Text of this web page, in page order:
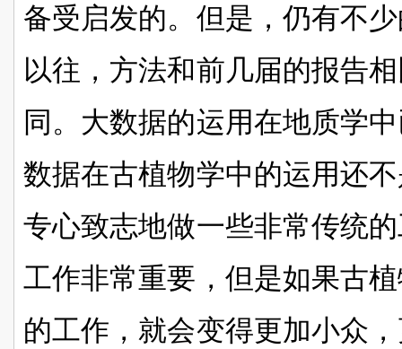
备受启发的。但是，仍有不
以往，方法和前几届的报告
同。大数据的运用在地质学
数据在古植物学中的运用还
专心致志地做一些非常传统
工作非常重要，但是如果古
的工作，就会变得更加小众